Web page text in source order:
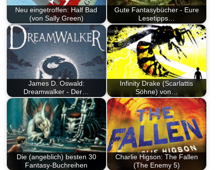
Neu eingetroffen: Half Bad
(von Sally Green)
Gute Fantasybücher - Eure
Lesetipps…
James D. Oswald:
Dreamwalker - Der…
Infinity Drake (Scarlattis
Söhne) von…
Die (angeblich) besten 30
Fantasy-Buchreihen
Charlie Higson: The Fallen
(The Enemy 5)